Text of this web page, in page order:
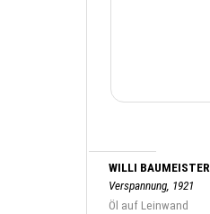
WILLI BAUMEISTER
Verspannung, 1921
Öl auf Leinwand